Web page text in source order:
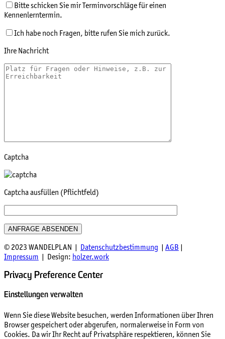
Bitte schicken Sie mir Terminvorschläge für einen
Kennenlerntermin.
Ich habe noch Fragen, bitte rufen Sie mich zurück.
Ihre Nachricht
Captcha
Captcha ausfüllen (Pflichtfeld)
© 2023 WANDELPLAN | Datenschutzbestimmung | AGB |
Impressum | Design: holzer.work
Privacy Preference Center
Einstellungen verwalten
Wenn Sie diese Website besuchen, werden Informationen über Ihren
Browser gespeichert oder abgerufen, normalerweise in Form von
Cookies. Da wir Ihr Recht auf Privatsphäre respektieren, können Sie